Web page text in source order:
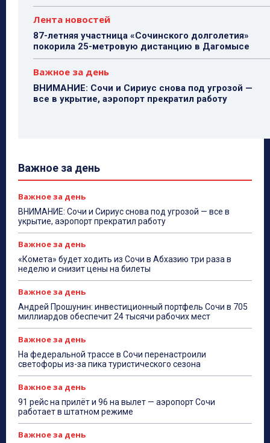
Лента новостей
87-летняя участница «Сочинского долголетия»
покорила 25-метровую дистанцию в Дагомысе
Важное за день
ВНИМАНИЕ: Сочи и Сириус снова под угрозой —
все в укрытие, аэропорт прекратил работу
Важное за день
Важное за день
ВНИМАНИЕ: Сочи и Сириус снова под угрозой — все в
укрытие, аэропорт прекратил работу
Важное за день
«Комета» будет ходить из Сочи в Абхазию три раза в
неделю и снизит цены на билеты
Важное за день
Андрей Прошунин: инвестиционный портфель Сочи в 705
миллиардов обеспечит 24 тысячи рабочих мест
Важное за день
На федеральной трассе в Сочи перенастроили
светофоры из-за пика туристического сезона
Важное за день
91 рейс на прилёт и 96 на вылет — аэропорт Сочи
работает в штатном режиме
Важное за день